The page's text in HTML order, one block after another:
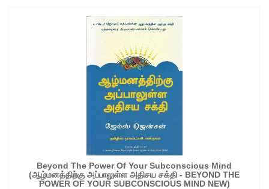
Beyond The Power Of Your Subconscious Mind
(ஆழ்மனத்திற்கு அப்பாலுள்ள அதிசய சக்தி - BEYOND THE
POWER OF YOUR SUBCONSCIOUS MIND NEW)